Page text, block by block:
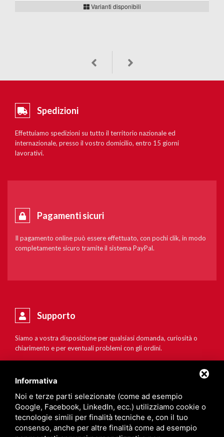
Varianti disponibili
Spedizioni
Effettuiamo spedizioni su tutto il territorio nazionale ed
internazionale, presso il vostro domicilio, entro 15 giorni
lavorativi.
Pagamenti sicuri
Il pagamento online può essere effettuato, con pochi clik, in modo
completamente sicuro tramite il sistema PayPal.
Supporto
Siamo a vostra disposizione per qualsiasi domanda, curiosità o
chiarimento e per eventuali problemi con gli ordini.
Informativa
Noi e terze parti selezionate (come ad esempio
Google, Facebook, LinkedIn, ecc.) utilizziamo cookie o
tecnologie simili per finalità tecniche e, con il tuo
consenso, anche per altre finalità come ad esempio